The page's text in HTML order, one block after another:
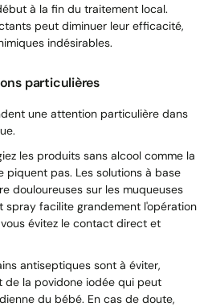
à la fin du traitement local.
peut diminuer leur efficacité,
indésirables.
particulières
une attention particulière dans
les produits sans alcool comme la
piquent pas. Les solutions à base
douloureuses sur les muqueuses
spray facilite grandement l'opération
évitez le contact direct et
antiseptiques sont à éviter,
de la povidone iodée qui peut
du bébé. En cas de doute,